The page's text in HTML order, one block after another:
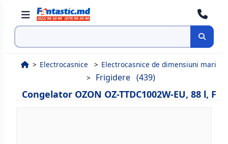
Cauta
Electrocasnice Electrocasnice de dimensiuni mari
Frigidere (439)
Congelator OZON OZ-TTDC1002W-EU, 88 l, F